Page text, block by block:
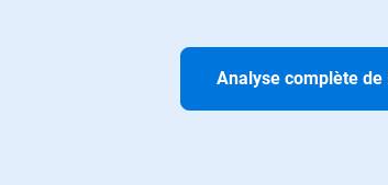
Analyse complète de